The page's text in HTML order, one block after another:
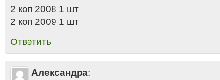
2 коп 2008 1 шт
2 коп 2009 1 шт
Ответить
Александра: